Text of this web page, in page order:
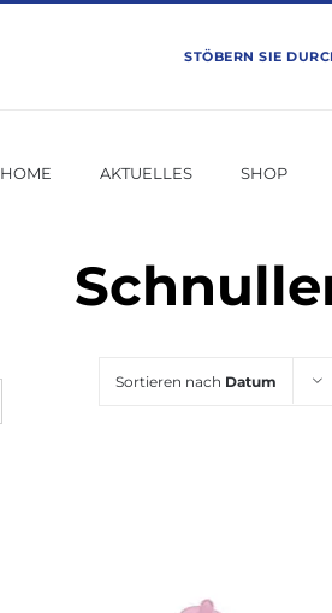
HOME AKTUELLES SHOP
Sortieren nach Datum